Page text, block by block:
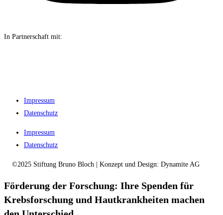
In Partnerschaft mit:
Impressum
Datenschutz
Impressum
Datenschutz
©2025 Stiftung Bruno Bloch | Konzept und Design: Dynamite AG
Förderung der Forschung: Ihre Spenden für
Krebsforschung und Hautkrankheiten machen